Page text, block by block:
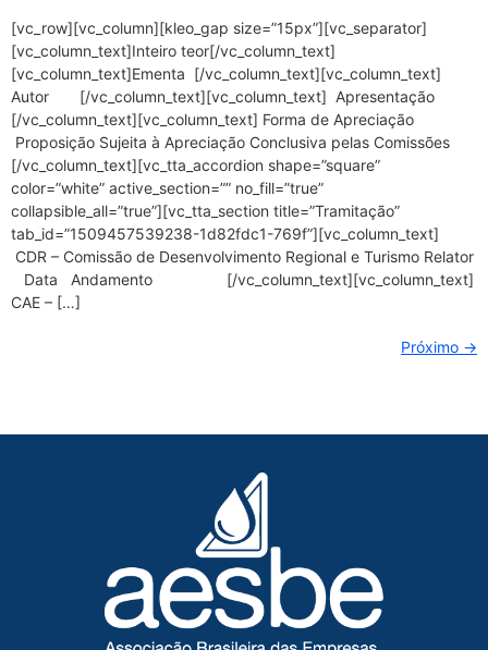
[vc_row][vc_column][kleo_gap size=”15px”][vc_separator]
[vc_column_text]Inteiro teor[/vc_column_text]
[vc_column_text]Ementa [/vc_column_text][vc_column_text]
Autor [/vc_column_text][vc_column_text] Apresentação
[/vc_column_text][vc_column_text] Forma de Apreciação
Proposição Sujeita à Apreciação Conclusiva pelas Comissões
[/vc_column_text][vc_tta_accordion shape=”square”
color=”white” active_section=”” no_fill=”true”
collapsible_all=”true”][vc_tta_section title=”Tramitação”
tab_id=”1509457539238-1d82fdc1-769f”][vc_column_text]
CDR – Comissão de Desenvolvimento Regional e Turismo Relator
Data Andamento [/vc_column_text][vc_column_text]
CAE – […]
Próximo →